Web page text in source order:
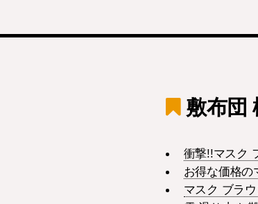
敷布団
衝撃!!マスク
お得な価格の
マスク ブラ